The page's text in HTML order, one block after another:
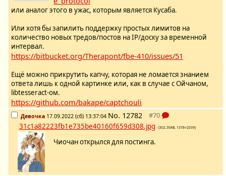
или аналог этого в ужас, которым является Кусаба.
Или хотя бы запилить поддержку простых лимитов на
количество новых тредов/постов на IP/доску за временной
интервал.
https://bitbucket.org/Therapont/fbe-410/issues/51
Ещё можно прикрутить капчу, которая не ломается знанием
ответа лишь к одной картинке или, как в случае с Ойчаном,
libtesseract-ом.
https://github.com/bakape/captchouli
Девочка 17.09.2022 (сб) 13:37:04 No. 12782
31c1a82223fb1e735be40160f659d308.jpg - (302.35KB, 1378×2039)
Чиочан открылся для постинга.